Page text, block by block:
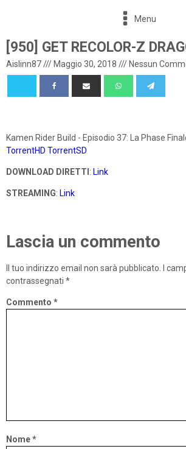
Menu
[950] GET RECOLOR-Z
Aislinn87/// Maggio 30, 2018 /// Nessun
Kamen Rider Build - Episodio 37: La Phase
TorrentHD TorrentSD
DOWNLOAD DIRETTI : Link
STREAMING: Link
Lascia un commento
Il tuo indirizzo email non sarà pubblicato.
I
contrassegnati *
Commento *
Nome*